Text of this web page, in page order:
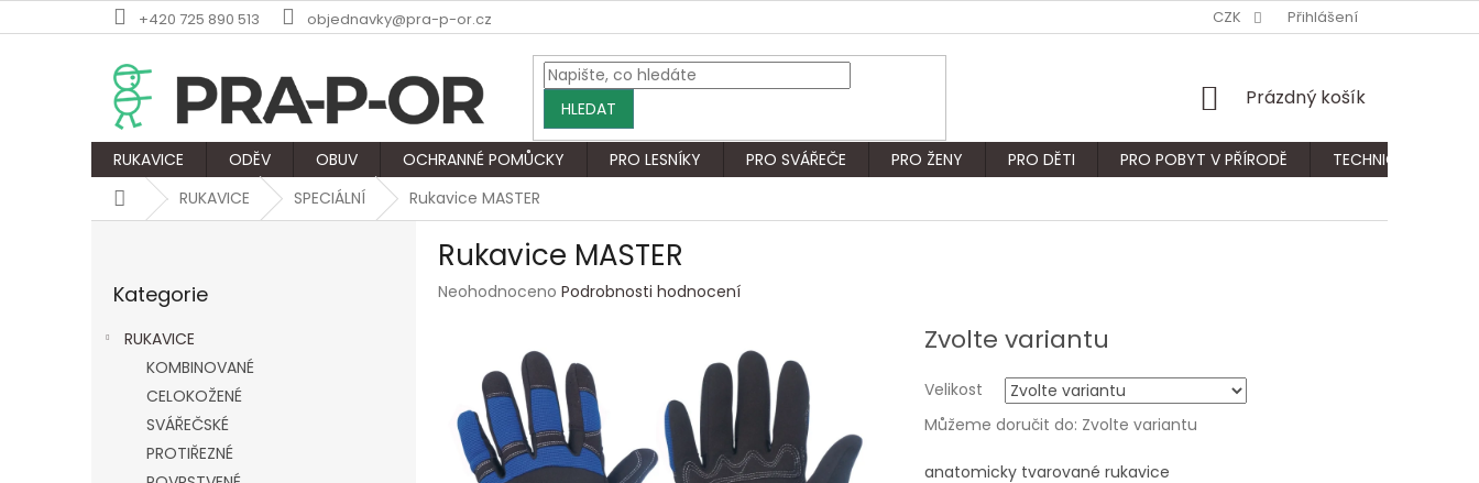
na
+420 725 890 513 objednavky@pra-p-or.cz CZK Přihlášení
HLEDAT
NÁKUPNÍ
Prázdný košík
RUKAVICE ODĚV OBUV OCHRANNÉ POMŮCKY PRO LESNÍKY PRO SVÁŘEČE PRO ŽENY PRO DĚTI PRO POBYT V PŘÍRODĚ
TECHNICKÝ
DomůRUKAVICE SPECIÁLNÍ Rukavice MASTER
kategorie
Kategorie
RUKAVICE
KOMBINOVANÉ
CELOKOŽENÉ
SVÁŘEČSKÉ
PROTIŘEZNÉ
Rukavice MASTER
Průměrné
hvězdiček.
Neohodnoceno Podrobnosti hodnocení
Zvolte variantu
Velikost
Můžeme doručit do: Zvolte variantu
anatomicky tvarované rukavice